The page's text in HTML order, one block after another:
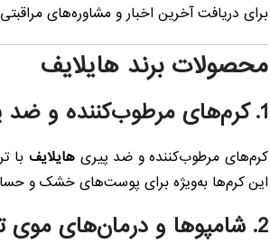
برای دریافت آخرین اخبار و مشاوره‌های
محصولات برند هایلایف
1. کرم‌های مرطوب‌کننده و ضد پیری
کرم‌های مرطوب‌کننده و ضد پیریهایلایف با
این کرم‌ها به‌ویژه برای پوست‌های خشک و
2. شامپوها و درمان‌های موی تخصصی